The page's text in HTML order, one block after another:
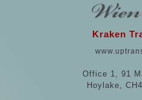
Kraken
Office 1, 91
Hoylake,